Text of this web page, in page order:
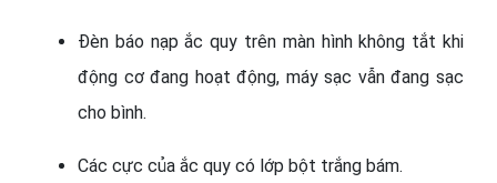
Đèn báo nạp ắc quy trên màn hình không tắt khi
động cơ đang hoạt động, máy sạc vẫn đang sạc
cho bình.
Các cực của ắc quy có lớp bột trắng bám.